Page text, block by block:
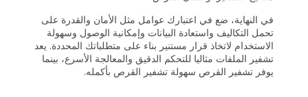
في النهاية، ضع في اعتبارك عوامل مثل الأمان والقدرة على
تحمل التكاليف واستعادة البيانات وإمكانية الوصول وسهولة
الاستخدام لاتخاذ قرار مستنير بناء على متطلباتك المحددة. يعد
تشفير الملفات مثاليا للتحكم الدقيق والمعالجة الأسرع، بينما
يوفر تشفير القرص سهولة تشفير القرص بأكمله.